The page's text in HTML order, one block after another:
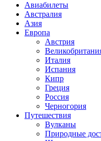
Авиабилеты
Австралия
Азия
Европа
Австрия
Италия
Испания
Кипр
Греция
Россия
Черногория
Путешествия
Вулканы
Природные